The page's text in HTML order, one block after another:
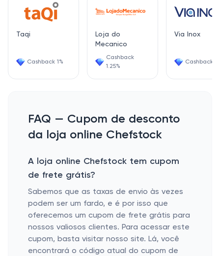
Taqi
Cashback 1%
Loja do
Mecanico
Cashback
1.25%
Via Inox
Cashback
FAQ — Cupom de desconto
da loja online Chefstock
A loja online Chefstock tem cupom
de frete grátis?
Sabemos que as taxas de envio às vezes
podem ser um fardo, e é por isso que
oferecemos um cupom de frete grátis para
nossos valiosos clientes. Para acessar este
cupom, basta visitar nosso site. Lá, você
encontrará o código atual do cupom de